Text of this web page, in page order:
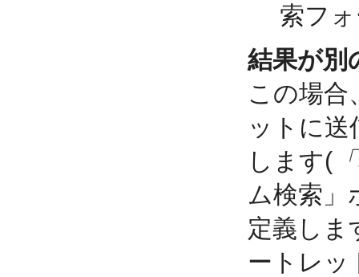
索フ
結果が別
この場合
ットに
します(
ム検索」
定義しま
ートレッ